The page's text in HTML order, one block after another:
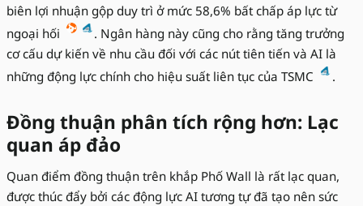
biên lợi nhuận gộp duy trì ở mức 58,6% bất chấp áp lực từ
ngoại hối
. Ngân hàng này cũng cho rằng tăng trưởng
cơ cấu dự kiến về nhu cầu đối với các nút tiên tiến và AI là
những động lực chính cho hiệu suất liên tục của TSMC
.
Đồng thuận phân tích rộng hơn: Lạc
quan áp đảo
Quan điểm đồng thuận trên khắp Phố Wall là rất lạc quan,
được thúc đẩy bởi các động lực AI tương tự đã tạo nên sức